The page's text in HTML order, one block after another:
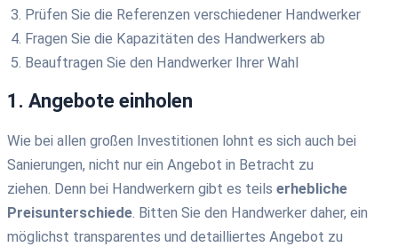
Prüfen Sie die Referenzen verschiedener Handwerker
Fragen Sie die Kapazitäten des Handwerkers ab
Beauftragen Sie den Handwerker Ihrer Wahl
1. Angebote einholen
Wie bei allen großen Investitionen lohnt es sich auch bei
Sanierungen, nicht nur ein Angebot in Betracht zu
ziehen. Denn bei Handwerkern gibt es teils erhebliche
Preisunterschiede Bitten Sie den Handwerker daher, ein
möglichst transparentes und detailliertes Angebot zu